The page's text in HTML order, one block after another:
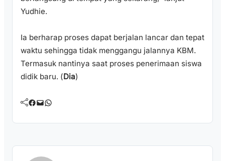
Yudhie.
Ia berharap proses dapat berjalan lancar dan tepat
waktu sehingga tidak menggangu jalannya KBM.
Termasuk nantinya saat proses penerimaan siswa
didik baru. (Dia)
Facebook Mail WhatsApp